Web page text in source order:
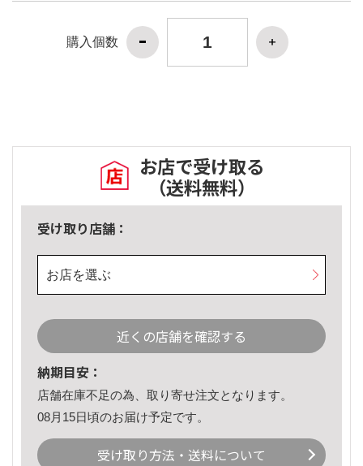
購入個数
お店で受け取る
（送料無料）
受け取り店舗：
お店を選ぶ
近くの店舗を確認する
納期目安：
店舗在庫不足の為、取り寄せ注文となります。
08月15日頃のお届け予定です。
受け取り方法・送料について